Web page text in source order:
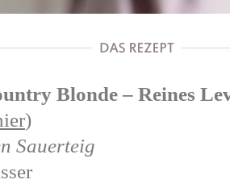
Blonde – Reines
)
Sauerteig